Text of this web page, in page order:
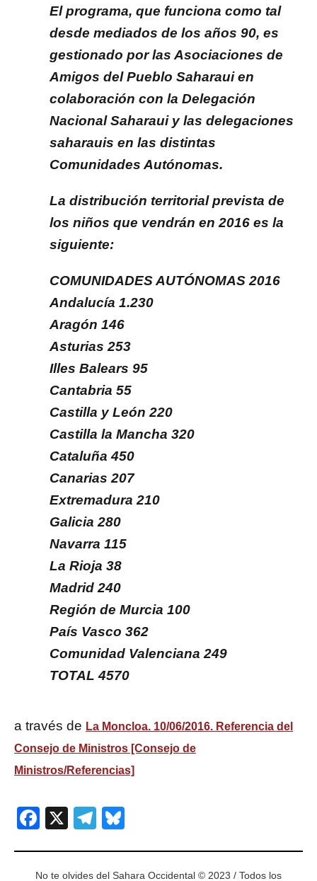
El programa, que funciona como tal
desde mediados de los años 90, es
gestionado por las Asociaciones de
Amigos del Pueblo Saharaui en
colaboración con la Delegación
Nacional Saharaui y las delegaciones
saharauis en las distintas
Comunidades Autónomas.
La distribución territorial prevista de
los niños que vendrán en 2016 es la
siguiente:
COMUNIDADES AUTÓNOMAS 2016
Andalucía 1.230
Aragón 146
Asturias 253
Illes Balears 95
Cantabria 55
Castilla y León 220
Castilla la Mancha 320
Cataluña 450
Canarias 207
Extremadura 210
Galicia 280
Navarra 115
La Rioja 38
Madrid 240
Región de Murcia 100
País Vasco 362
Comunidad Valenciana 249
TOTAL 4570
a través de La Moncloa. 10/06/2016. Referencia del
Consejo de Ministros [Consejo de
Ministros/Referencias]
Facebook
X Telegram
No te olvides del Sahara Occidental © 2023 / Todos los